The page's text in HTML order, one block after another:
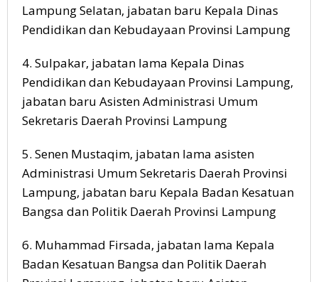
Lampung Selatan, jabatan baru Kepala Dinas
Pendidikan dan Kebudayaan Provinsi Lampung
4. Sulpakar, jabatan lama Kepala Dinas
Pendidikan dan Kebudayaan Provinsi Lampung,
jabatan baru Asisten Administrasi Umum
Sekretaris Daerah Provinsi Lampung
5. Senen Mustaqim, jabatan lama asisten
Administrasi Umum Sekretaris Daerah Provinsi
Lampung, jabatan baru Kepala Badan Kesatuan
Bangsa dan Politik Daerah Provinsi Lampung
6. Muhammad Firsada, jabatan lama Kepala
Badan Kesatuan Bangsa dan Politik Daerah